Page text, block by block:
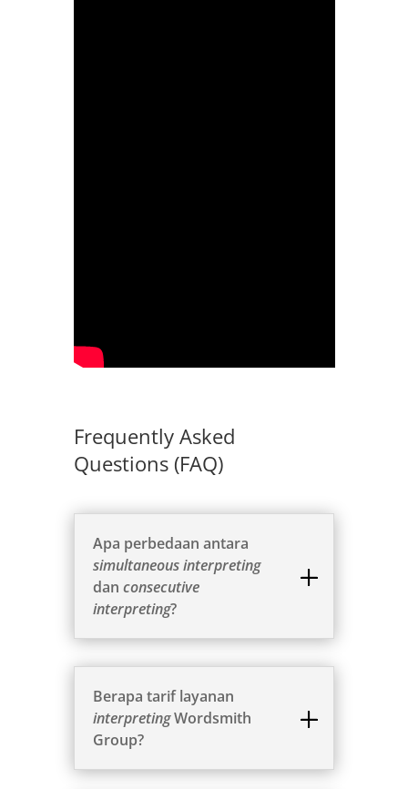
Frequently Asked
Questions (FAQ)
Apa perbedaan antara
simultaneous interpreting
dan consecutive
interpreting?
Berapa tarif layanan
interpretingWordsmith
Group?